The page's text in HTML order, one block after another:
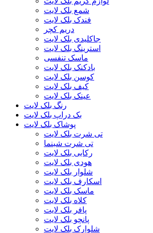
شمع بلک لایت
فندک بلک لایت
دریم کچر
جاکلیدی بلک لایت
استرینگ بلک لایت
ماسک تنفسی
بادکنک بلک لایت
کوسن بلک لایت
کیف بلک لایت
عینک بلک لایت
رنگ بلک لایت
بک دراپ بلک لایت
پوشاک بلک لایت
تی شرت بلک لایت
تی شرت شبنما
رکابی بلک لایت
هودی بلک لایت
شلوار بلک لایت
اسکارف بلک لایت
ماسک بلک لایت
کلاه بلک لایت
پافر بلک لایت
پانچو بلک لایت
شلوارک بلک لایت